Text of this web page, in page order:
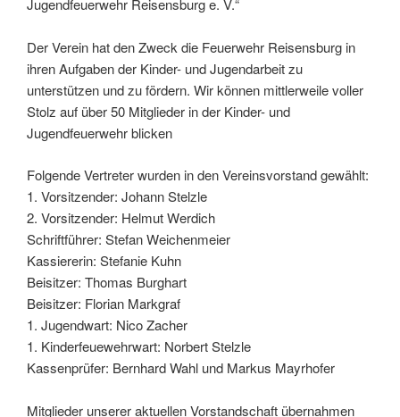
Jugendfeuerwehr Reisensburg e. V.“
Der Verein hat den Zweck die Feuerwehr Reisensburg in
ihren Aufgaben der Kinder- und Jugendarbeit zu
unterstützen und zu fördern. Wir können mittlerweile voller
Stolz auf über 50 Mitglieder in der Kinder- und
Jugendfeuerwehr blicken
Folgende Vertreter wurden in den Vereinsvorstand gewählt:
1. Vorsitzender: Johann Stelzle
2. Vorsitzender: Helmut Werdich
Schriftführer: Stefan Weichenmeier
Kassiererin: Stefanie Kuhn
Beisitzer: Thomas Burghart
Beisitzer: Florian Markgraf
1. Jugendwart: Nico Zacher
1. Kinderfeuewehrwart: Norbert Stelzle
Kassenprüfer: Bernhard Wahl und Markus Mayrhofer
Mitglieder unserer aktuellen Vorstandschaft übernahmen